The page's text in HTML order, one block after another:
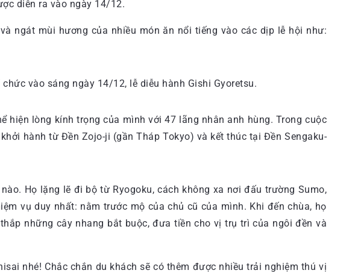
diễn ra vào ngày 14/12.
ngát mùi hương của nhiều món ăn nổi tiếng vào các dịp lễ hội như:
vào sáng ngày 14/12, lễ diễu hành Gishi Gyoretsu.
lòng kính trọng của mình với 47 lãng nhân anh hùng. Trong cuộc
hành từ Đền Zojo-ji (gần Tháp Tokyo) và kết thúc tại Đền Sengaku-
Họ lặng lẽ đi bộ từ Ryogoku, cách không xa nơi đấu trường Sumo,
vụ duy nhất: nằm trước mộ của chủ cũ của mình. Khi đến chùa, họ
những cây nhang bắt buộc, đưa tiền cho vị trụ trì của ngôi đền và
nhé! Chắc chắn du khách sẽ có thêm được nhiều trải nghiệm thú vị